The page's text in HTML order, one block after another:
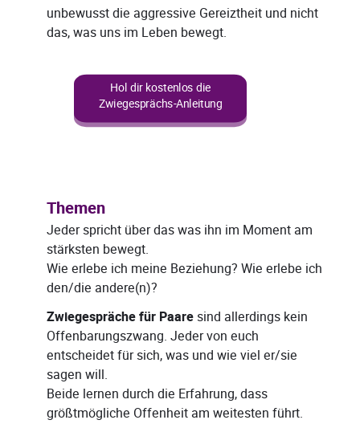
unbewusst die aggressive Gereiztheit und nicht
das, was uns im Leben bewegt.
Hol dir kostenlos die
Zwiegesprächs-Anleitung
Themen
Jeder spricht über das was ihn im Moment am
stärksten bewegt.
Wie erlebe ich meine Beziehung? Wie erlebe ich
den/die andere(n)?
Zwiegespräche für Paaresind allerdings kein
Offenbarungszwang. Jeder von euch
entscheidet für sich, was und wie viel er/sie
sagen will.
Beide lernen durch die Erfahrung, dass
größtmögliche Offenheit am weitesten führt.